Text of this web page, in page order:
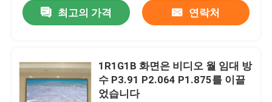
최고의 가격 연락처
1R1G1B 화면은 비디오 월 임대 방
수 P3.91 P2.064 P1.875를 이끌
었습니다